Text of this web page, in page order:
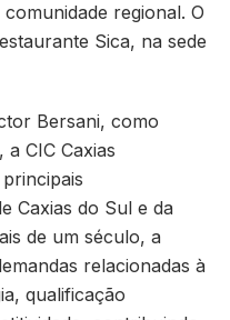
regional. O
Sica, na sede
Bersani, como
CIC Caxias
Caxias do Sul e da
de um século, a
relacionadas à
qualificação